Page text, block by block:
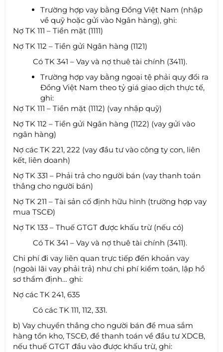
Trường hợp vay bằng Đồng Việt Nam (nhập
về quỹ hoặc gửi vào Ngân hàng), ghi:
Nợ TK 111 – Tiền mặt (1111)
Nợ TK 112 – Tiền gửi Ngân hàng (1121)
Có TK 341 – Vay và nợ thuê tài chính (3411).
Trường hợp vay bằng ngoại tệ phải quy đổi ra
Đồng Việt Nam theo tỷ giá giao dịch thực tế,
ghi:
Nợ TK 111 – Tiền mặt (1112) (vay nhập quỹ)
Nợ TK 112 – Tiền gửi Ngân hàng (1122) (vay gửi vào
ngân hàng)
Nợ các TK 221, 222 (vay đầu tư vào công ty con, liên
kết, liên doanh)
Nợ TK 331 – Phải trả cho người bán (vay thanh toán
thẳng cho người bán)
Nợ TK 211 – Tài sản cố định hữu hình (trường hợp vay
mua TSCĐ)
Nợ TK 133 – Thuế GTGT được khấu trừ (nếu có)
Có TK 341 – Vay và nợ thuê tài chính (3411).
Chi phí đi vay liên quan trực tiếp đến khoản vay
(ngoài lãi vay phải trả) như chi phí kiểm toán, lập hồ
sơ thẩm định… ghi:
Nợ các TK 241, 635
Có các TK 111, 112, 331.
b) Vay chuyển thẳng cho người bán để mua sắm
hàng tồn kho, TSCĐ, để thanh toán về đầu tư XDCB,
nếu thuế GTGT đầu vào được khấu trừ, ghi: